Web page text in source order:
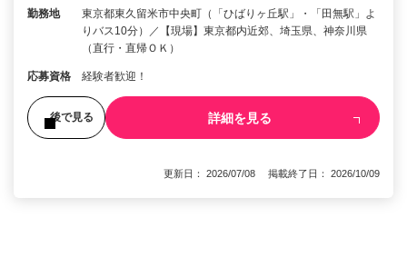
勤務地
東京都東久留米市中央町（「ひばりヶ丘駅」・「田無駅」よ
りバス10分）／【現場】東京都内近郊、埼玉県、神奈川県
（直行・直帰ＯＫ）
応募資格 経験者歓迎！
後で見る 詳細を見る
更新日： 2026/07/08 掲載終了日： 2026/10/09